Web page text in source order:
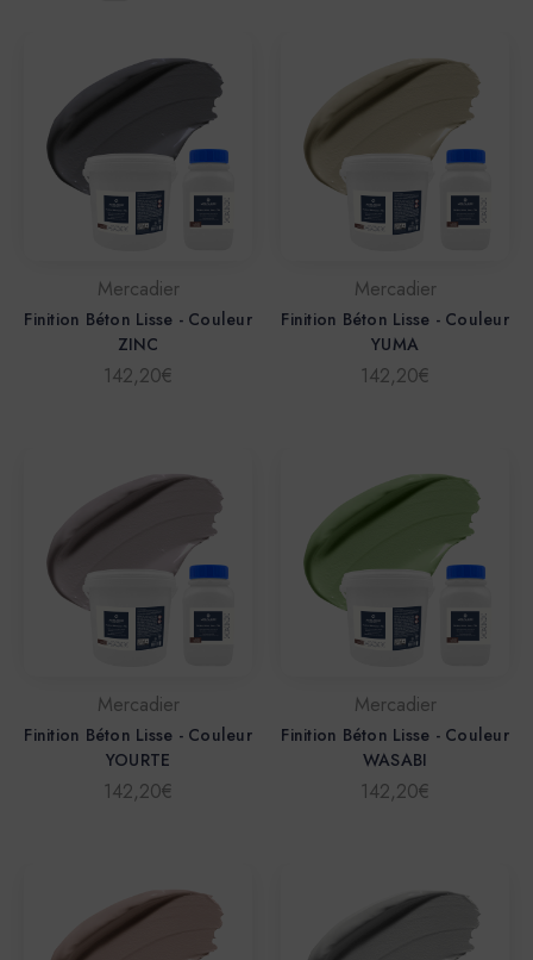
Mercadier
Finition Béton Lisse - Couleur
ZINC
142,20€
Mercadier
Finition Béton Lisse - Couleur
YUMA
142,20€
Mercadier
Finition Béton Lisse - Couleur
YOURTE
142,20€
Mercadier
Finition Béton Lisse - Couleur
WASABI
142,20€